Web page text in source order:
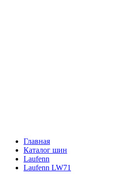
Главная
Каталог шин
Laufenn
Laufenn LW71